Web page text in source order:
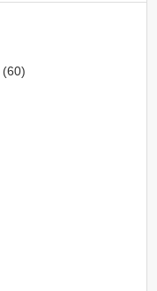
(60)